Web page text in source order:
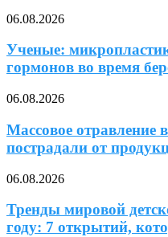
06.08.2026
Ученые:
гормонов во время
06.08.2026
Массовое отравление
пострадали от
06.08.2026
Тренды мировой
году: 7 открытий,